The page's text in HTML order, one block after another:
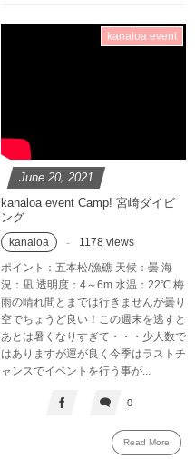
kanaloa event
June 20,2021
kanaloa event Camp! 宮崎ダイビ
ング
kanaloa 1178 views
ポイント：五本松/漁礁 天候：曇 海
況：凪 透明度：4～6m 水温：22℃ 梅
雨の晴れ間とまでは行きませんが曇り
空でちょうど良い！この週末を逃すと
あとは暑くなりすぎて・・・少人数で
はありますが運が良く今季はラストチ
ャンスでイベントを行う事が...
0
Read More